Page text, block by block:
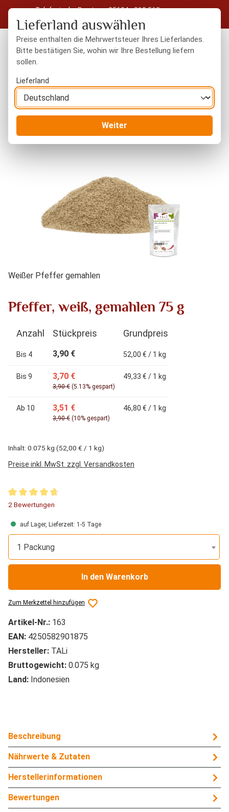
Zum Hauptinhalt springen
Telefonische Beratung: 05604 - 919 563
Kostenloser Versand in Deutschland ab 50 € Warenwert
Weißer Pfeffer gemahlen
Pfeffer, weiß, gemahlen 75 g
Anzahl Stückpreis Grundpreis
Bis 4 3,90 € 52,00 € / 1 kg
Bis 9 3,70 €
3,90 € (5.13% gespart)
49,33 € / 1 kg
Ab 10 3,51 €
3,90 € (10% gespart)
46,80 € / 1 kg
Inhalt: 0.075 kg (52,00 € / 1 kg)
Preise inkl. MwSt. zzgl. Versandkosten
Durchschnittliche Bewertung von 4.75 von 5 Sternen
2 Bewertungen
auf Lager, Lieferzeit: 1-5 Tage
1 Packung
In den Warenkorb
Zum Merkzettel hinzufügen
Artikel-Nr.: 163
EAN: 4250582901875
Hersteller: TALi
Bruttogewicht: 0.075 kg
Land: Indonesien
Beschreibung
Nährwerte & Zutaten
Herstellerinformationen
Bewertungen
Lieferland auswählen
Preise enthalten die Mehrwertsteuer Ihres Lieferlandes.
Bitte bestätigen Sie, wohin wir Ihre Bestellung liefern
sollen.
Lieferland
Weiter